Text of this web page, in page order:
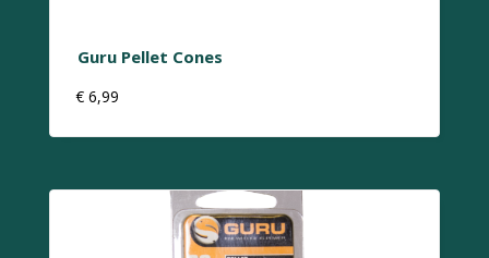
Guru Pellet Cones
€ 6,99